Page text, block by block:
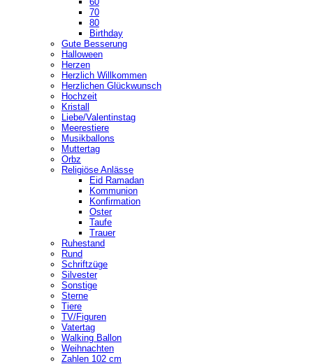
70
80
Birthday
Gute Besserung
Halloween
Herzen
Herzlich Willkommen
Herzlichen Glückwunsch
Hochzeit
Kristall
Liebe/Valentinstag
Meerestiere
Musikballons
Muttertag
Orbz
Religiöse Anlässe
Eid Ramadan
Kommunion
Konfirmation
Oster
Taufe
Trauer
Ruhestand
Rund
Schriftzüge
Silvester
Sonstige
Sterne
Tiere
TV/Figuren
Vatertag
Walking Ballon
Weihnachten
Zahlen 102 cm